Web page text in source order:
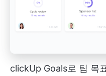
clickUp Goals로 팀 목